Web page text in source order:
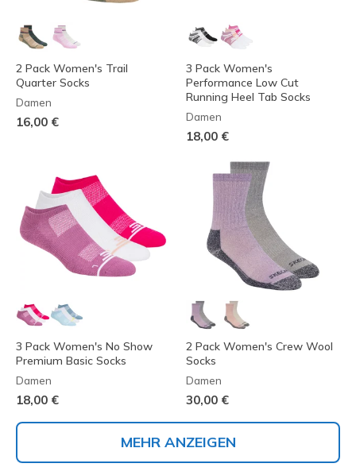
2 Pack Women's Trail
Quarter Socks
Damen
16,00 €
3 Pack Women's
Performance Low Cut
Running Heel Tab Socks
Damen
18,00 €
3 Pack Women's No Show
Premium Basic Socks
Damen
18,00 €
2 Pack Women's Crew Wool
Socks
Damen
30,00 €
MEHR ANZEIGEN